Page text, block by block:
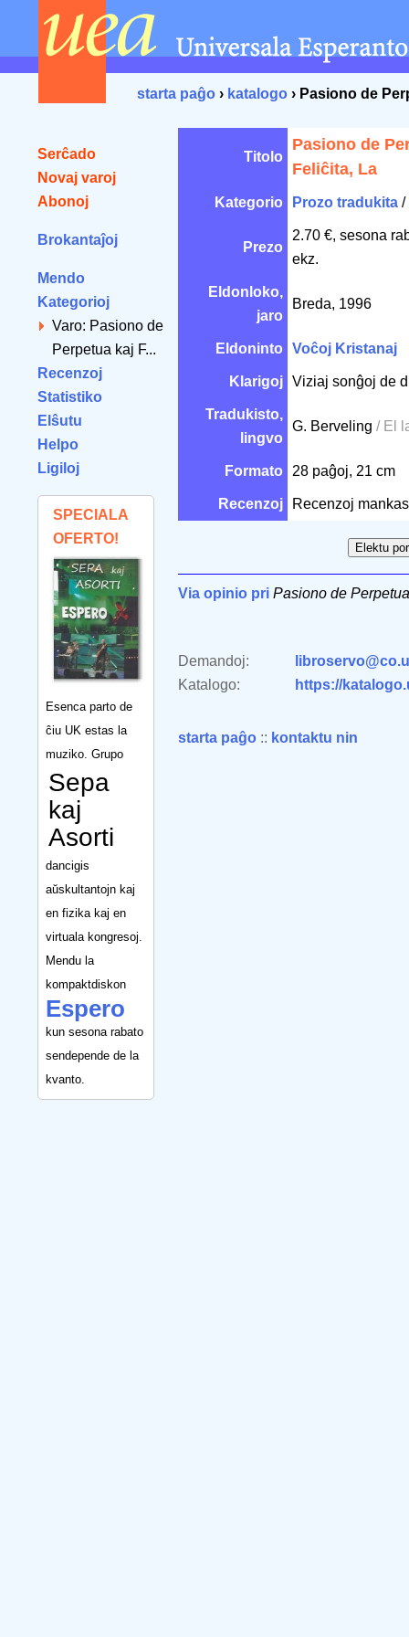
starta paĝo › katalogo › Pasiono de
Serĉado
Novaj varoj
Abonoj
Brokantaĵoj
Mendo
Kategorioj
Varo: Pasiono de
Perpetua kaj F...
Recenzoj
Statistiko
Elŝutu
Helpo
Ligiloj
SPECIALA
OFERTO!
Esenca parto de
ĉiu UK estas la
muziko. Grupo
Sepa
kaj
Asorti
dancigis
aŭskultantojn kaj
en fizika kaj en
virtuala kongresoj.
Mendu la
kompaktdiskon
Espero
kun sesona rabato
sendepende de la
kvanto.
Titolo
Pasiono de
Feliĉita, La
Kategorio Prozo tradukita /
Prezo
2.70 €, sesona
ekz.
Eldonloko,
jaro
Breda, 1996
Eldoninto Voĉoj Kristanaj
Klarigoj Viziaj sonĝoj de
Tradukisto,
lingvo
G. Berveling / El
Formato 28 paĝoj, 21 cm
Recenzoj Recenzoj
Via opinio pri Pasiono de
Demandoj:
Katalogo:
https://
starta paĝo :: kontaktu nin